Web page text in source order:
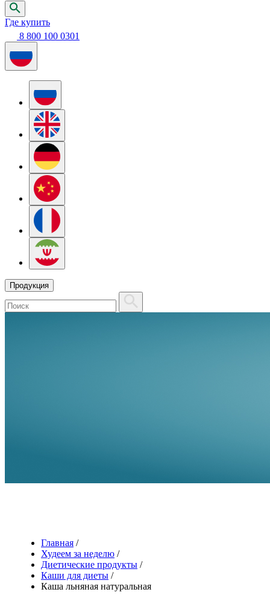
Где купить
8 800 100 0301
Продукция
Главная /
Худеем за неделю /
Диетические продукты /
Каши для диеты /
Каша льняная натуральная